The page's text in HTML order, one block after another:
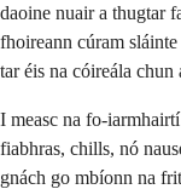
daoine nuair a thugtar
fhoireann cúram
tar éis na cóireála
I measc na fo-
fiabhras, chills, nó
gnách go mbíonn na